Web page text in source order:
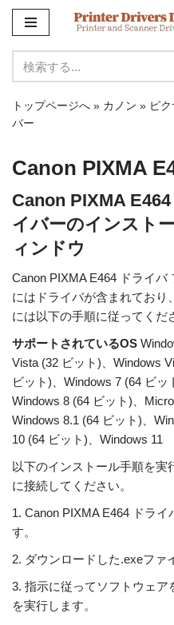
ン
テ
ン
ツ
ス
キ
ッ
プ
トップページへ » カノン » ピク
バー
Canon PIXMA
Canon PIXMA
イバーのインスト
ィンドウ
Canon PIXMA E464 ドライバ
にはドライバが含まれており
には以下の手順に従ってくだ
サポートされているOS
Vista (32 ビット)、Windows
ビット)、Windows 7 (64 ビッ
Windows 8 (64 ビット)、
Windows 8.1 (64 ビット)、
10 (64 ビット)、Windows 11
以下のインストール手順を実
に接続してください。
1. Canon PIXMA E464 ドラ
す。
2. ダウンロードした.exeファ
3. 指示に従ってソフトウェ
を実行します。